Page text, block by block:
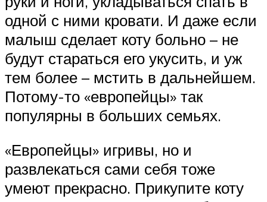
одной с ними кровати. И даже если
малыш сделает коту больно – не
будут стараться его укусить, и уж
тем более – мстить в дальнейшем.
Потому-то «европейцы» так
популярны в больших семьях.
«Европейцы» игривы, но и
развлекаться сами себя тоже
умеют прекрасно. Прикупите коту